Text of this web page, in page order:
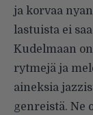
ja korvaa
lastuista ei
Kudelmaan
rytmejä ja
aineksia
genreistä. Ne